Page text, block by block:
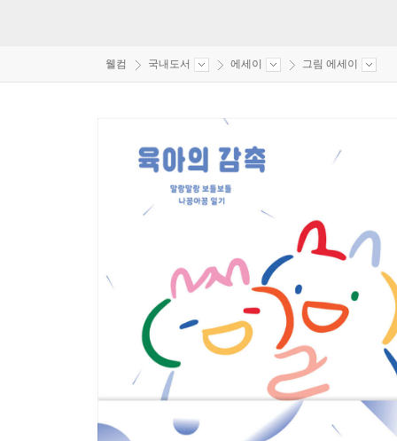
웰컴 국내도서 에세이 그림 에세이